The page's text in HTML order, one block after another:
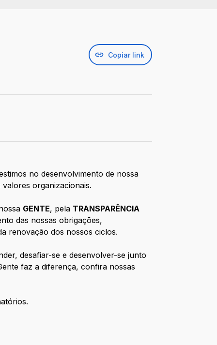
Copiar link
no desenvolvimento de nossa
organizacionais.
GENTE, pela TRANSPARÊNCIA
das nossas obrigações,
renovação dos nossos ciclos.
desafiar-se e desenvolver-se junto
faz a diferença, confira nossas